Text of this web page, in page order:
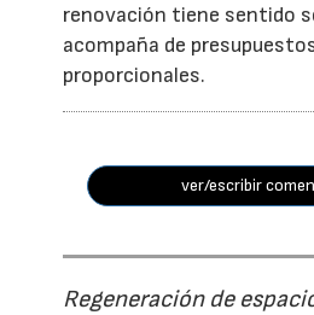
renovación tiene sentido
acompaña de
proporcionales.
ver/escribir
Regeneración de